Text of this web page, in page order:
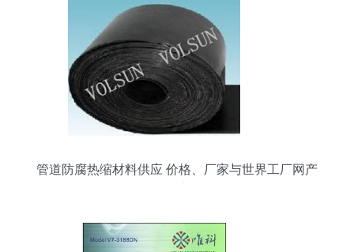
管道防腐热缩材料供应 价格、厂家与世界工厂网产